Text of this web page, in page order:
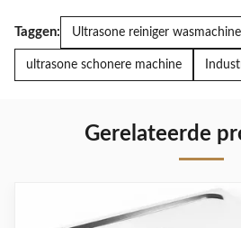
Taggen: Ultrasone reiniger wasmachine
ultrasone schonere machine
Gerelateerde